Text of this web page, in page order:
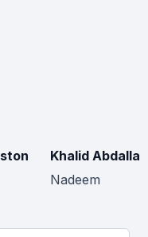
Khalid Abdalla
Nadeem